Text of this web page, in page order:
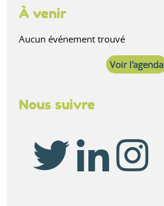
À venir
Aucun événement trouvé
Voir l'agenda
Nous suivre